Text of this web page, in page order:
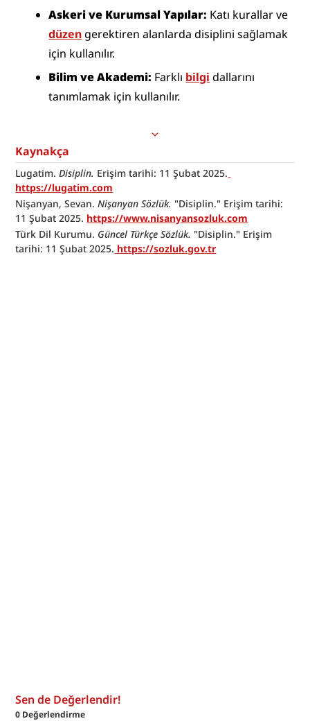
Askeri ve Kurumsal Yapılar:
düzen gerektiren alanlarda disiplini sağlamak
için kullanılır.
﻿Bilim ve Akademi: Farklı bilgi dallarını
tanımlamak için kullanılır.
Kaynakça
Lugatim. Disiplin. Erişim tarihi: 11 Şubat 2025.
https://lugatim.com
Nişanyan, Sevan. Nişanyan Sözlük. "Disiplin." Erişim tarihi:
11 Şubat 2025. https://www.nisanyansozluk.com
Türk Dil Kurumu. Güncel Türkçe Sözlük. "Disiplin." Erişim
tarihi: 11 Şubat 2025. https://sozluk.gov.tr
Sen de Değerlendir!
0 Değerlendirme